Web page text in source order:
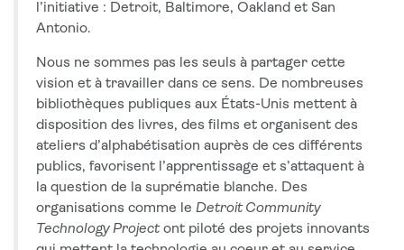
l’initiative : Detroit, Baltimore, Oakland et San
Antonio.
Nous ne sommes pas les seuls à partager cette
vision et à travailler dans ce sens. De nombreuses
bibliothèques publiques aux États-Unis mettent à
disposition des livres, des films et organisent des
ateliers d’alphabétisation auprès de ces différents
publics, favorisent l’apprentissage et s’attaquent à
la question de la suprématie blanche. Des
organisations comme le Detroit Community
Technology Projectont piloté des projets innovants